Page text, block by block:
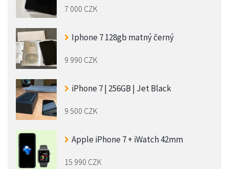
7 000 CZK
Iphone 7 128gb matný černý
9 990 CZK
iPhone 7 | 256GB | Jet Black
9 500 CZK
Apple iPhone 7 + iWatch 42mm
15 990 CZK